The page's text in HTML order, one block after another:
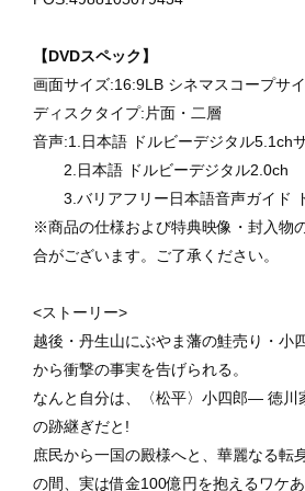
【DVDスペック】
画面サイズ:16:9LB シネマスコープサ
ディスクタイプ:片面・二層
音声:1. 日本語 ドルビーデジタル5.1ch
2. 日本語 ドルビーデジタル2.0ch
3. バリアフリー日本語音声ガイド
※商品の仕様および特典映像・封入物
合がございます。ご了承ください。
<ストーリー>
越後・丹生山にぶやま藩の鮭売り・小
から衝撃の事実を告げられる。
なんと自分は、〈松平〉小四郎― 徳川
の跡継ぎだと!
庶民から一国の殿様へと、華麗なる
の間、実は借金100億円を抱えるワケ